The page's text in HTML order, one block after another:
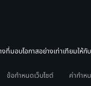
ที่มอบโอกาสอย่างเท่าเทียม
ข้อกำหนดเว็บไซต์ ค่ากำห